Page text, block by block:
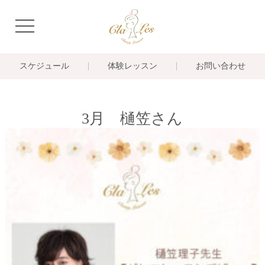
navigation
スケジュール 体験レッスン お問い合わせ
3月 樋笠さん